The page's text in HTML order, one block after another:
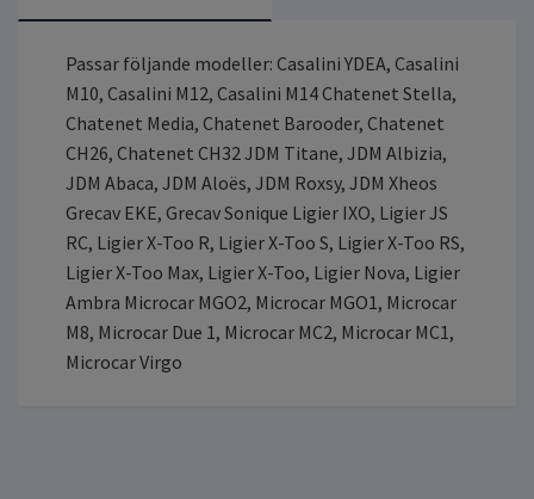
Passar följande modeller: Casalini YDEA, Casalini
M10, Casalini M12, Casalini M14 Chatenet Stella,
Chatenet Media, Chatenet Barooder, Chatenet
CH26, Chatenet CH32 JDM Titane, JDM Albizia,
JDM Abaca, JDM Aloës, JDM Roxsy, JDM Xheos
Grecav EKE, Grecav Sonique Ligier IXO, Ligier JS
RC, Ligier X-Too R, Ligier X-Too S, Ligier X-Too RS,
Ligier X-Too Max, Ligier X-Too, Ligier Nova, Ligier
Ambra Microcar MGO2, Microcar MGO1, Microcar
M8, Microcar Due 1, Microcar MC2, Microcar MC1,
Microcar Virgo